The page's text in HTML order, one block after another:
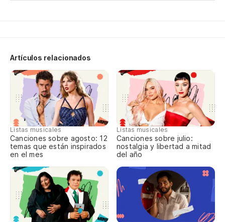
Artículos relacionados
Listas musicales
Canciones sobre agosto: 12
temas que están inspirados
en el mes
Listas musicales
Canciones sobre julio:
nostalgia y libertad a mitad
del año